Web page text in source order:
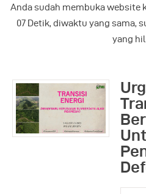
Anda sudah membuka website
07Detik, diwaktu yang sama,
yang
Kampanye Kami
Indonesia